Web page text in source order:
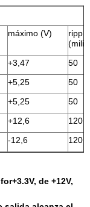
máximo (V)
+3,47
50
+5,25
50
+5,25
50
+12,6
120
-12,6 120
de +12V,